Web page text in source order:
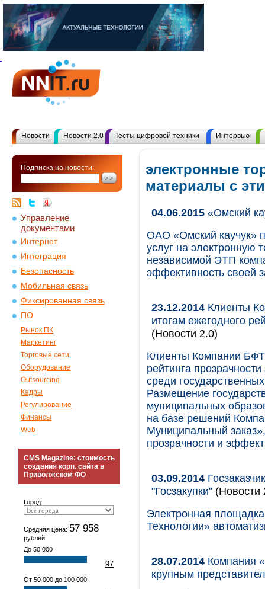
Новости Новости 2.0 Тесты цифровой техники Интервью
Подписка на новости:
Управление
документами
Интернет
Интеграция
Безопасность
Мобильная связь
Фиксированная связь
ПО
Рынок ПК
Маркетинг
Торговые сети
Оборудование
Outsourcing
Кадры
Регулирование
Финансы
Web
CMS Magazine: стоимость
создания корп. сайта в
Приволжском ФО
Город:
Средняя цена: 57 958
рублей
До 50 000
97
От 50 000 до 100 000
электронные
материалы с
04.06.2015 «Омский
ОАО «Омский каучук»
услуг на
независимой ЭТП
эффективность своей
23.12.2014 Клиенты
итогам ежегодного
(Новости 2.0)
Клиенты Компании
рейтинга
среди
Размещение
муниципальных
на базе решений
Муниципальный
прозрачности и
03.09.2014
"Госзакупки" (Новости
Электронная
Технологии»
28.07.2014 Компания
крупным